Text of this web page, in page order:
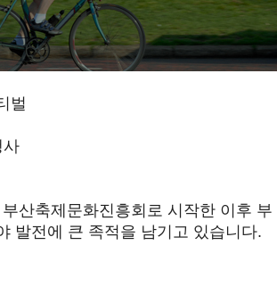
벌
사
산축제문화진흥회로 시작한 이후 부
발전에 큰 족적을 남기고 있습니다.